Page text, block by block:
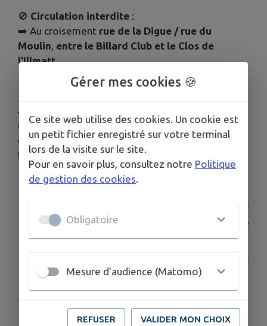
🚫 Circulation interdite :
➡️ Au croisement rue de la Digue / rue du
Moulin entre le Billard Club et le Clos de
l’Illmatt.
🚗
➡️ Surl’ensemble de cette portion de rue
➡️ Et surle parking situé entre le Billard Club et
le Clos de l’Illmatt.
Merci pour votre compréhension et votre
coopération 🙏
Venez nombreux célébrer la musique dans une
ambiance conviviale et festive ! 🎤🎸🥁
Télécharger la pièce jointe
Gérer mes cookies 🍪
Ce site web utilise des cookies. Un cookie est
un petit fichier enregistré sur votre terminal
lors de la visite sur le site.
Pour en savoir plus, consultez notre Politique
de gestion des cookies
Obligatoire
Mesure d'audience (Matomo)
REFUSER VALIDER MON CHOIX